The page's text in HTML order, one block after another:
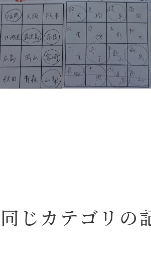
同じカテゴリの